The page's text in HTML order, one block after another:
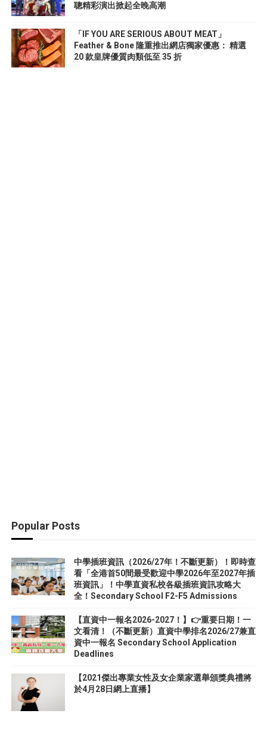
聰精彩演出掀起全晚高潮
「IF YOU ARE SERIOUS ABOUT MEAT」
Feather & Bone 隆重推出網店獨家優惠： 精選
20 款皇牌優質肉類低至 35 折
Popular Posts
中學插班資訊（2026/27年！不斷更新）！即時查
看「全港首50間最受歡迎中學2026年至2027年插
班資訊」！中學直資私校各級插班資訊攻略大
全！Secondary School F2-F5 Admissions
【直資中一報名2026-2027！】👉重要日期！一
文看清！（不斷更新）直資中學排名2026/27兼直
資中一報名 Secondary School Application
Deadlines
【2021傑出專業女性及女企業家選舉頒獎典禮將
於4月28日網上直播】